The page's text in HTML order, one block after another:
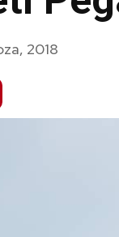
2018